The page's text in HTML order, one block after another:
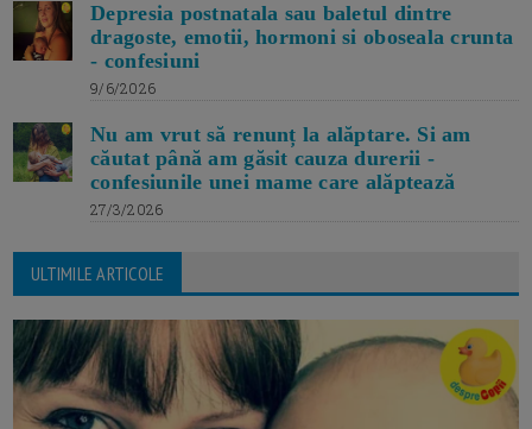
Depresia postnatala sau baletul dintre
dragoste, emotii, hormoni si oboseala crunta
- confesiuni
9/6/2026
Nu am vrut să renunț la alăptare. Si am
căutat până am găsit cauza durerii -
confesiunile unei mame care alăptează
27/3/2026
ULTIMILE ARTICOLE